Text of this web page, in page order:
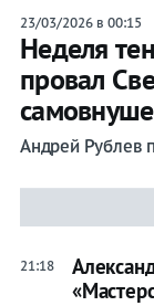
23/03/2026 в 00:15
Неделя
провал
Андрей Рублев
21:18